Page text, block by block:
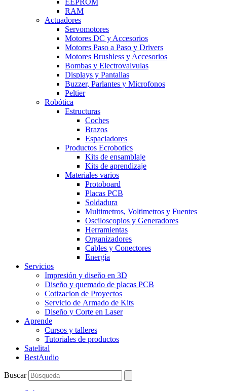
RAM
Actuadores
Servomotores
Motores DC y Accesorios
Motores Paso a Paso y Drivers
Motores Brushless y Accesorios
Bombas y Electrovalvulas
Displays y Pantallas
Buzzer, Parlantes y Microfonos
Peltier
Robótica
Estructuras
Coches
Brazos
Espaciadores
Productos Ecrobotics
Kits de ensamblaje
Kits de aprendizaje
Materiales varios
Protoboard
Placas PCB
Soldadura
Multimetros, Voltimetros y Fuentes
Osciloscopios y Generadores
Herramientas
Organizadores
Cables y Conectores
Energía
Servicios
Impresión y diseño en 3D
Diseño y quemado de placas PCB
Cotizacion de Proyectos
Servicio de Armado de Kits
Diseño y Corte en Laser
Aprende
Cursos y talleres
Tutoriales de productos
Satelital
BestAudio
Buscar